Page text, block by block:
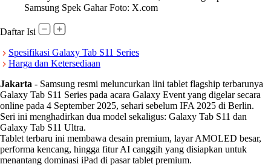
Samsung Spek Gahar Foto: X.com
Daftar Isi
Spesifikasi Galaxy Tab S11 Series
Harga dan Ketersediaan
Jakarta - Samsung resmi meluncurkan lini tablet flagship terbarunya
Galaxy Tab S11 Series pada acara Galaxy Event yang digelar secara
online pada 4 September 2025, sehari sebelum IFA 2025 di Berlin.
Seri ini menghadirkan dua model sekaligus: Galaxy Tab S11 dan
Galaxy Tab S11 Ultra.
Tablet terbaru ini membawa desain premium, layar AMOLED besar,
performa kencang, hingga fitur AI canggih yang disiapkan untuk
menantang dominasi iPad di pasar tablet premium.